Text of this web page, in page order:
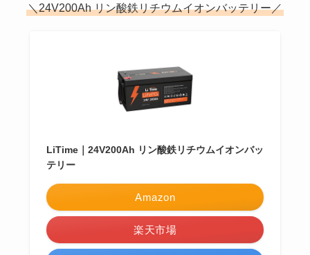
＼24V200Ah リン酸鉄リチウムイオンバッテリー／
LiTime｜24V200Ah リン酸鉄リチウムイオンバッ
テリー
Amazon
楽天市場